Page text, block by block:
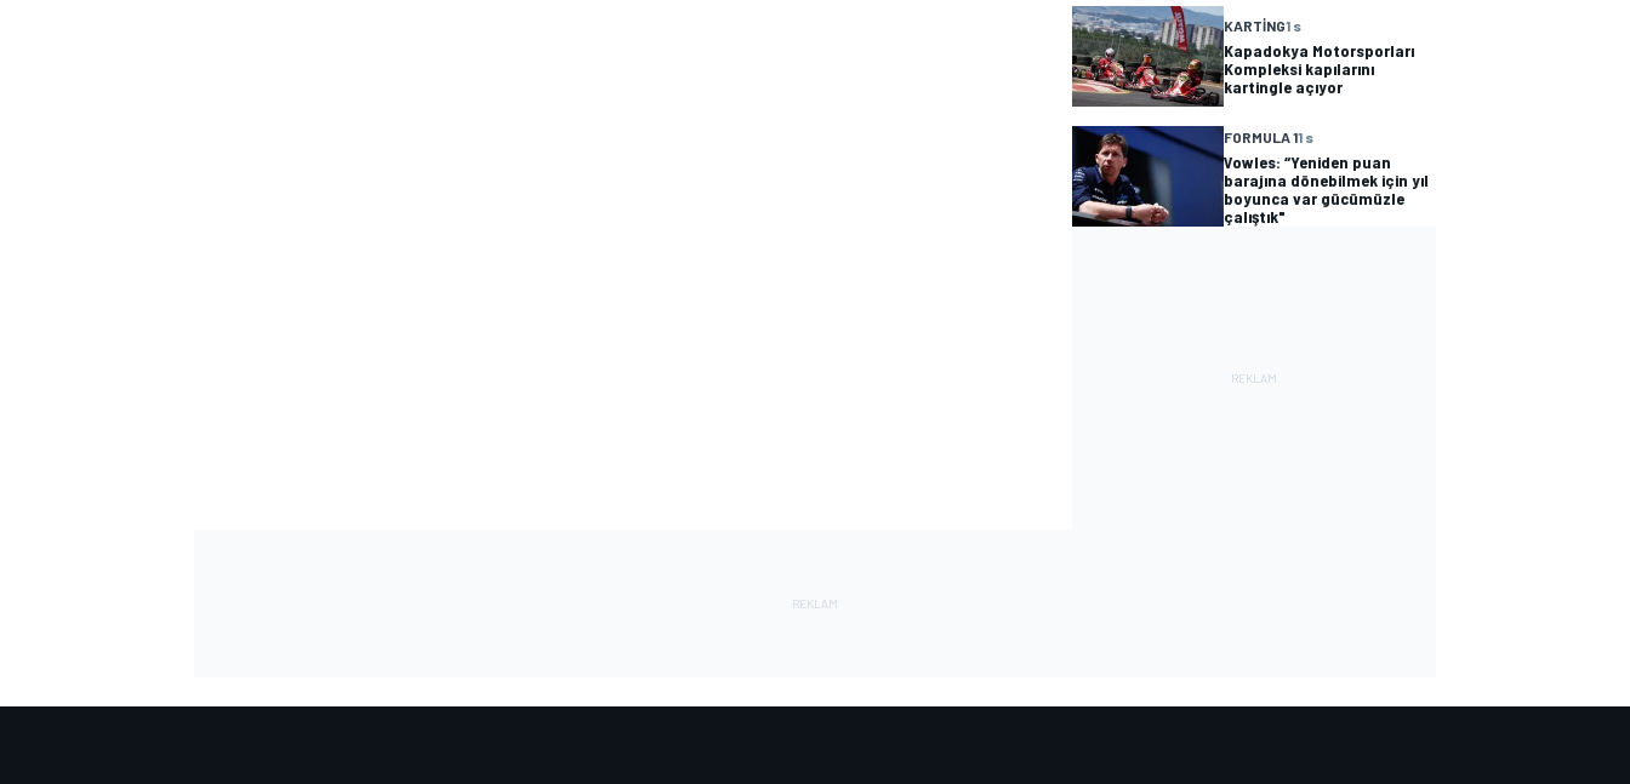
KARTING1 s
Kapadokya Motorsporları
Kompleksi kapılarını
kartingle açıyor
FORMULA 11 s
Vowles: “Yeniden puan
barajına dönebilmek için yıl
boyunca var gücümüzle
çalıştık"